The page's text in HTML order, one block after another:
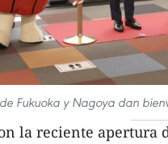
Fukuoka y Nagoya dan
la reciente apertura